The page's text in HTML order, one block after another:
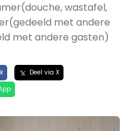
wastafel,
met andere
met andere gasten)
Deel via X